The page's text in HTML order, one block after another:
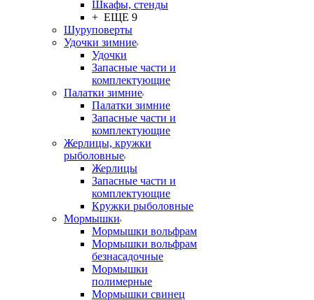
Шкафы, стенды
+ ЕЩЕ 9
Шуруповерты
Удочки зимние
Удочки
Запасные части и
комплектующие
Палатки зимние
Палатки зимние
Запасные части и
комплектующие
Жерлицы, кружки
рыболовные
Жерлицы
Запасные части и
комплектующие
Кружки рыболовные
Мормышки
Мормышки вольфрам
Мормышки вольфрам
безнасадочные
Мормышки
полимерные
Мормышки свинец